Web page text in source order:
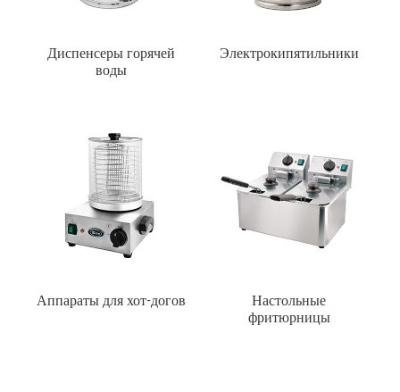
Диспенсеры горячей
воды
Электрокипятильники
Аппараты для хот-догов
Настольные
фритюрницы